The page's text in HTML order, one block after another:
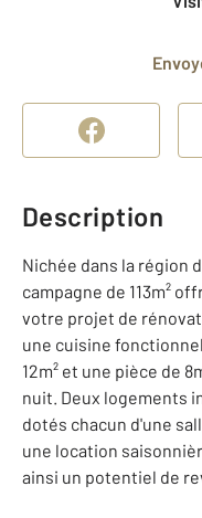
Description
Nichée dans la région
campagne de 113m²
votre projet de
une cuisine
12m² et une pièce de
nuit. Deux logements
dotés chacun d'une
une location
ainsi un potentiel de